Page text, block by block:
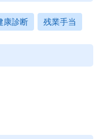
康診断 残業手当